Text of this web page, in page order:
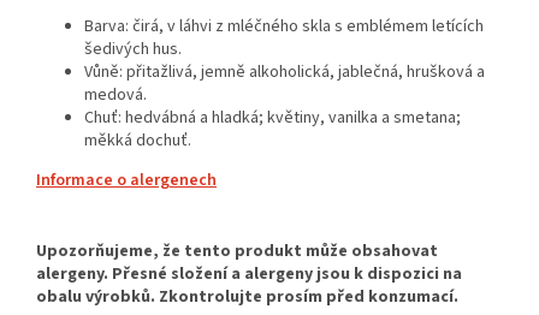
Barva: čirá, v láhvi z mléčného skla s emblémem letících
šedivých hus.
Vůně: přitažlivá, jemně alkoholická, jablečná, hrušková a
medová.
Chuť: hedvábná a hladká; květiny, vanilka a smetana;
měkká dochuť.
Informace o alergenech